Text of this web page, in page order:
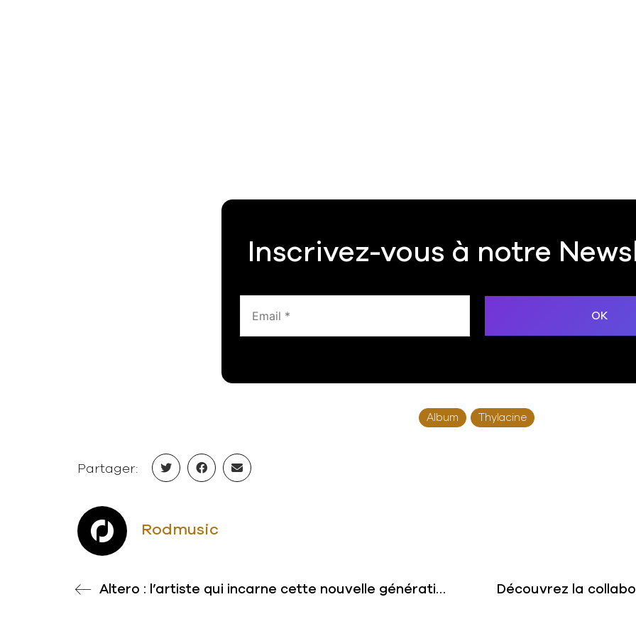
Inscrivez-vous à notre
Album Thylacine
Partager:
Rodmusic
Altero : l’artiste qui incarne cette nouvelle génération émergente du streaming